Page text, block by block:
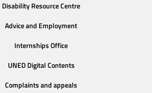
Disability Resource Centre
Advice and Employment
Internships Office
UNED Digital Contents
Complaints and appeals